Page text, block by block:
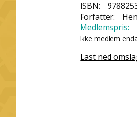
ISBN:
Forfatter:
Medlemspris:
Ikke medlem
Last ned